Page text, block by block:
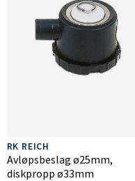
RK REICH
Avløpsbeslag ø25mm,
diskpropp ø33mm